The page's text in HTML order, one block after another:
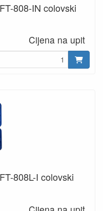
808-IN colovski
Cijena na upit
808L-I colovski